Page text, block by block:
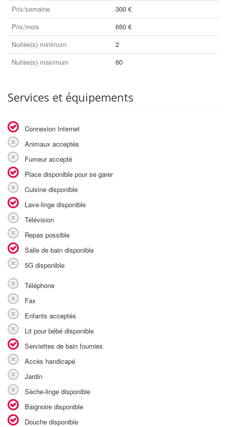
Prix/semaine
300 €
Prix/mois
650 €
Nuitée(s) minimum
2
Nuitée(s) maximum
60
Services et équipements
Connexion Internet
Animaux acceptés
Fumeur accepté
Place disponible pour se garer
Cuisine disponible
Lave-linge disponible
Télévision
Repas possible
Salle de bain disponible
5G disponible
Téléphone
Fax
Enfants acceptés
Lit pour bébé disponible
Serviettes de bain fournies
Accès handicapé
Jardin
Sèche-linge disponible
Baignoire disponible
Douche disponible